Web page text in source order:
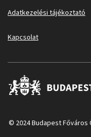
Adatkezelési tájékoztató
Kapcsolat
© 2024 Budapest Főváros